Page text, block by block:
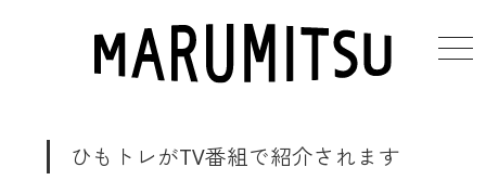
ひもトレがTV番組で紹介されます